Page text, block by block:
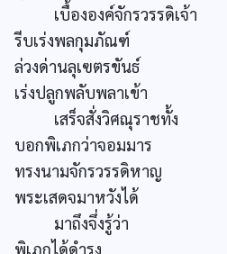
เบื้ององค์จักรวรรดิเจ้า
รีบเร่งพลกุมภัณฑ์
ล่วงด่านลุเฃตรขันธ์
เร่งปลูกพลับพลาเข้า
เสร็จสั่งวิศณุราชทั้ง
บอกพิเภกว่าจอมมาร
ทรงนามจักรวรรดิหาญ
พระเสดจมาหวังได้
มาถึงจึ่งรู้ว่า
พิเภกได้ดำรง